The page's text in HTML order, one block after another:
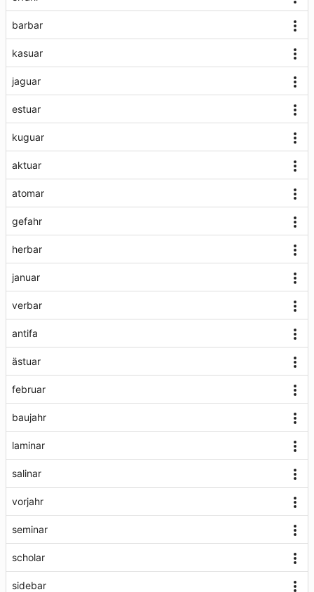
barbar
kasuar
jaguar
estuar
kuguar
aktuar
atomar
gefahr
herbar
januar
verbar
antifa
ästuar
februar
baujahr
laminar
salinar
vorjahr
seminar
scholar
sidebar